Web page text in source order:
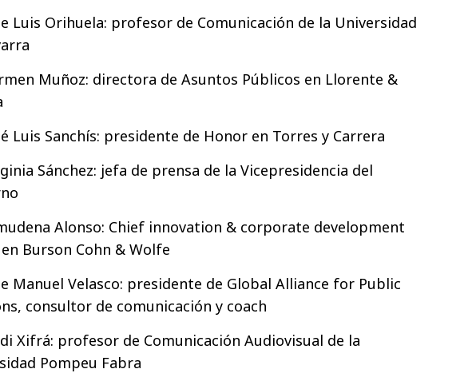
Luis Orihuela: profesor de Comunicación de la Universidad
Muñoz: directora de Asuntos Públicos en Llorente &
Luis Sanchís: presidente de Honor en Torres y Carrera
Sánchez: jefa de prensa de la Vicepresidencia del
Alonso: Chief innovation & corporate development
Burson Cohn & Wolfe
Manuel Velasco: presidente de Global Alliance for Public
consultor de comunicación y coach
Xifrá: profesor de Comunicación Audiovisual de la
Pompeu Fabra